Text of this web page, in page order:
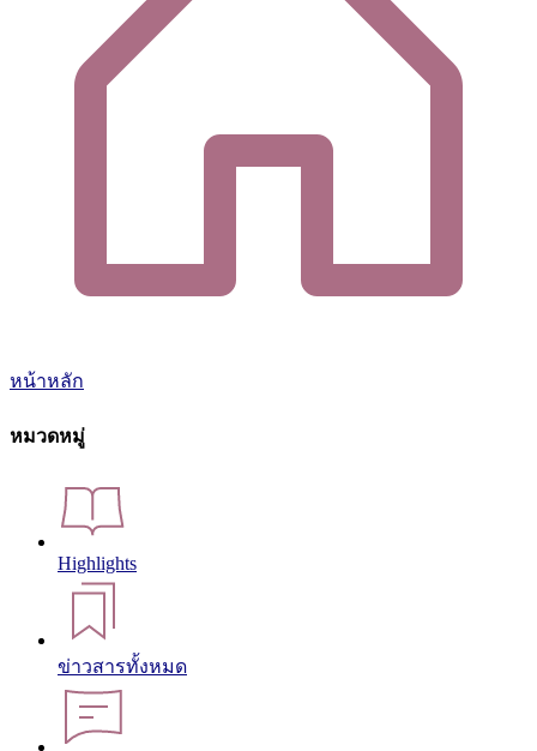
หน้าหลัก
หมวดหมู่
Highlights
ข่าวสารทั้งหมด